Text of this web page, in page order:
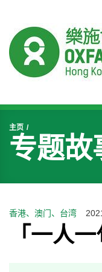
开始主要内容
主页
专题故
香港、澳门、台湾
「一人